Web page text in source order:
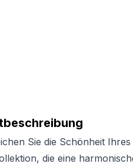
Sie die Schönheit
die eine